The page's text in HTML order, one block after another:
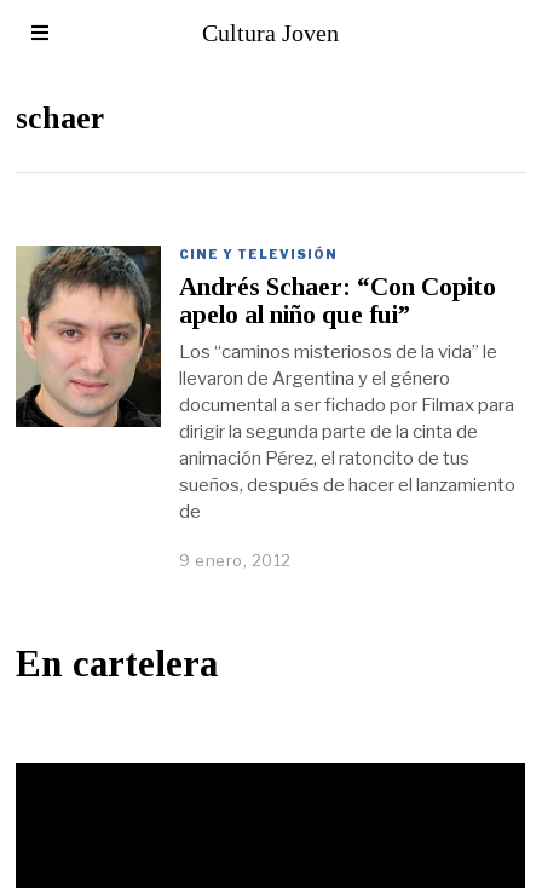
Cultura Joven
schaer
CINE Y TELEVISIÓN
Andrés Schaer: “Con Copito
apelo al niño que fui”
Los “caminos misteriosos de la vida” le
llevaron de Argentina y el género
documental a ser fichado por Filmax para
dirigir la segunda parte de la cinta de
animación Pérez, el ratoncito de tus
sueños, después de hacer el lanzamiento
de
9 enero, 2012
En cartelera